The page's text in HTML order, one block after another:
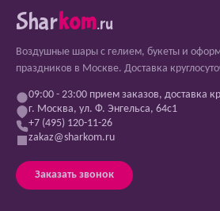
Sharkom.ru
Воздушные шары с гелием, букеты и
праздников в Москве. Доставка
09:00 - 23:00 прием заказов, доставка
г. Москва, ул. Ф. Энгельса, 64с1
+7 (495) 120-11-26
zakaz@sharkom.ru
Заказать звонок